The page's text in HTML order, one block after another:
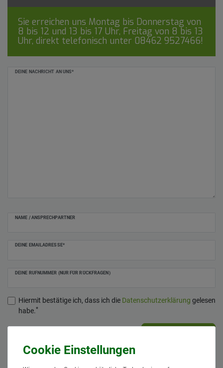
Sie erreichen uns Montag bis Donnerstag von
8 bis 12 und 13 bis 17 Uhr, Freitag von 8 bis 13
Uhr, direkt telefonisch unter 08462 9527466!
DEINE NACHRICHT AN UNS*
NAME / ANSPRECHPARTNER
DEINE EMAILADRESSE*
DEINE RUFNUMMER (NUR FÜR RÜCKFRAGEN)
Hiermit bestätige ich, dass ich die Daten­schutz­erklärung gelesen
habe.*
Ceres::Template.mailFormHoneypotLabel